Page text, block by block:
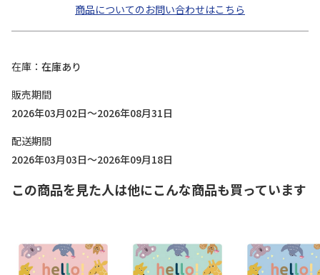
商品についてのお問い合わせはこちら
在庫
在庫あり
販売期間
2026年03月02日～2026年08月31日
配送期間
2026年03月03日～2026年09月18日
この商品を見た人は他にこんな商品も買っています